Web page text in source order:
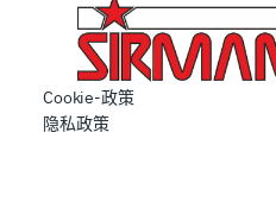
Cookie-政策
隐私政策